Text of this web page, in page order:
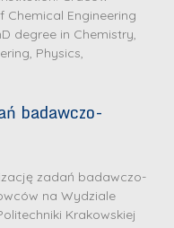
Chemical Engineering
degree in Chemistry,
Physics,
badawczo-
zadań badawczo-
na Wydziale
Krakowskiej